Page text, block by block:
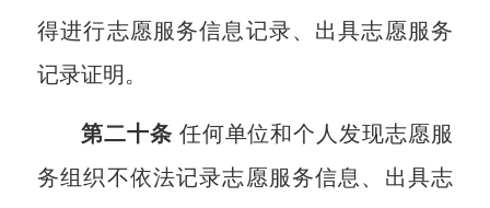
得进行志愿服务信息记录、出具志愿服务
记录证明。
第二十条 任何单位和个人发现志愿服
务组织不依法记录志愿服务信息、出具志